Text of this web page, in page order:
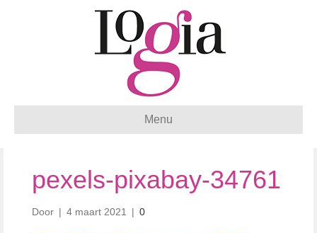
Menu
pexels-pixabay-34761
Door | 4 maart 2021 | 0